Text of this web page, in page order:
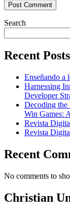
Search
Recent Posts
Enseñando a
Harnessing
Developer
Decoding the
Win Games:
Revista
Revista
Recent
No comments to
Christian